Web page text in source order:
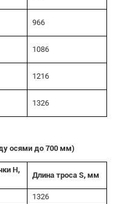
966
1086
1216
1326
осями до 700 мм)
H,
Длина троса S, мм
1326